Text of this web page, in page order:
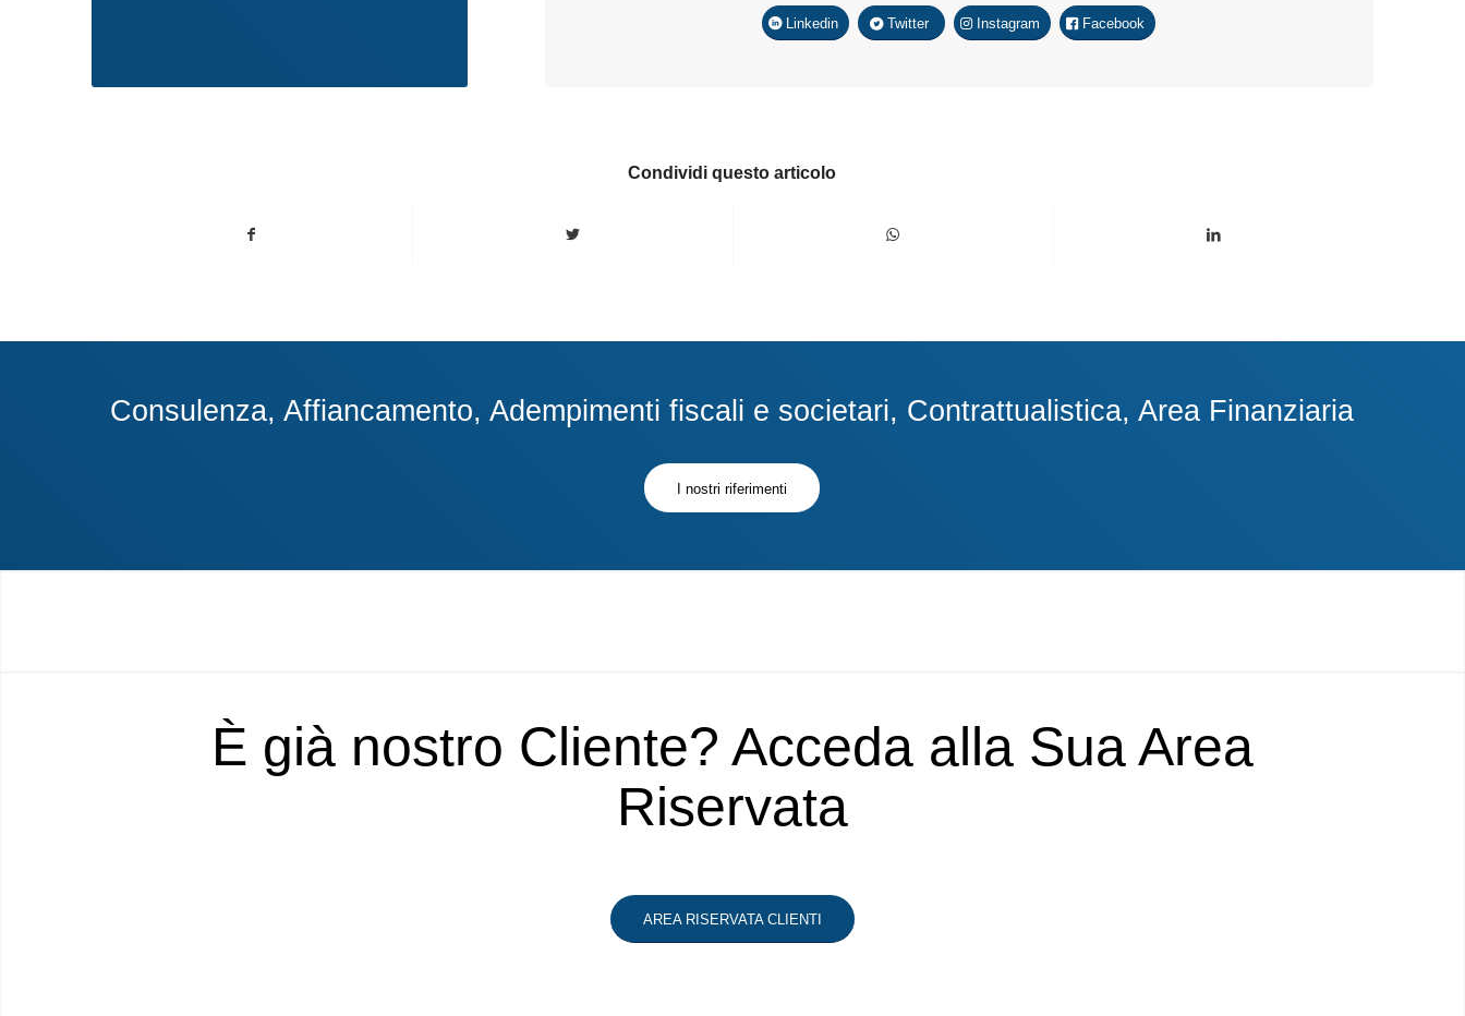
Linkedin Twitter Instagram Facebook
Condividi questo articolo
Consulenza, Affiancamento, Adempimenti fiscali e societari, Contrattualistica, Area Finanziaria
I nostri riferimenti
È già nostro Cliente? Acceda alla Sua Area
Riservata
AREA RISERVATA CLIENTI